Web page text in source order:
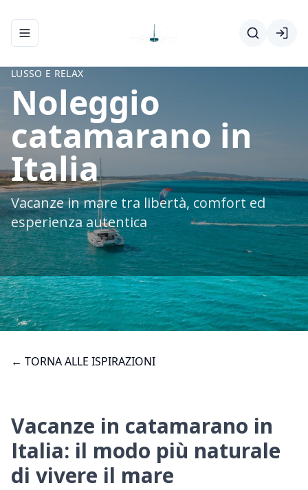
Apri/chiudi menu di navigazione
LUSSO E RELAX
Noleggio
catamarano in
Italia
Vacanze in mare tra libertà, comfort ed
esperienza autentica
← TORNA ALLE ISPIRAZIONI
Vacanze in catamarano in
Italia: il modo più naturale
di vivere il mare